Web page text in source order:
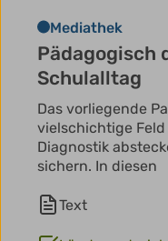
Mediathek
Pädagogisch
Schulalltag
Das vorliegende
vielschichtige
Diagnostik
sichern. In diesen
Text